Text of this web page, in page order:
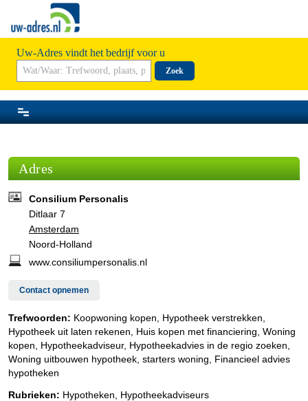
Uw-Adres vindt het bedrijf voor u
Zoek
Adres
Consilium Personalis
Ditlaar 7
Amsterdam
Noord-Holland
www.consiliumpersonalis.nl
Contact opnemen
Trefwoorden: Koopwoning kopen, Hypotheek verstrekken,
Hypotheek uit laten rekenen, Huis kopen met financiering, Woning
kopen, Hypotheekadviseur, Hypotheekadvies in de regio zoeken,
Woning uitbouwen hypotheek, starters woning, Financieel advies
hypotheken
Rubrieken: Hypotheken Hypotheekadviseurs